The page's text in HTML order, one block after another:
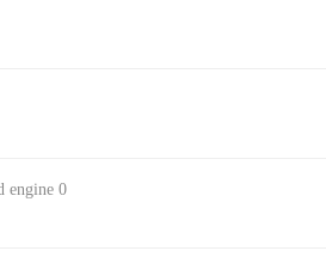
engine 0